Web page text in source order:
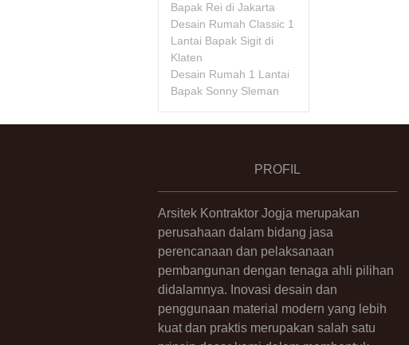
Bapak Rei di Jakarta
Desain Rumah Classic 1
Lantai Bapak Sigit di
Klaten
Desain Rumah 1 Lantai
Bapak Sonny Sleman
PROFIL
Arsitek Kontraktor Jogja merupakan
perusahaan dalam bidang jasa
perencanaan dan pelaksanaan
pembangunan dengan tenaga ahli pilihan
didalamnya. Inovasi desain dan
penggunaan material modern yang lebih
kuat dan praktis merupakan salah satu